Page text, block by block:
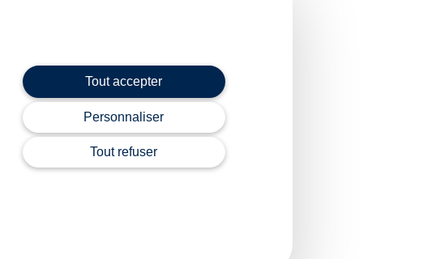
Tout accepter
Personnaliser
Tout refuser